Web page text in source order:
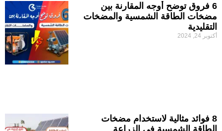
6 فروق توضح أوجه المقارنة بين
مضخات الطاقة الشمسية والمضخات
التقليدية
أكتوبر 24, 2024
8 فوائد مثالية لاستخدام مضخات